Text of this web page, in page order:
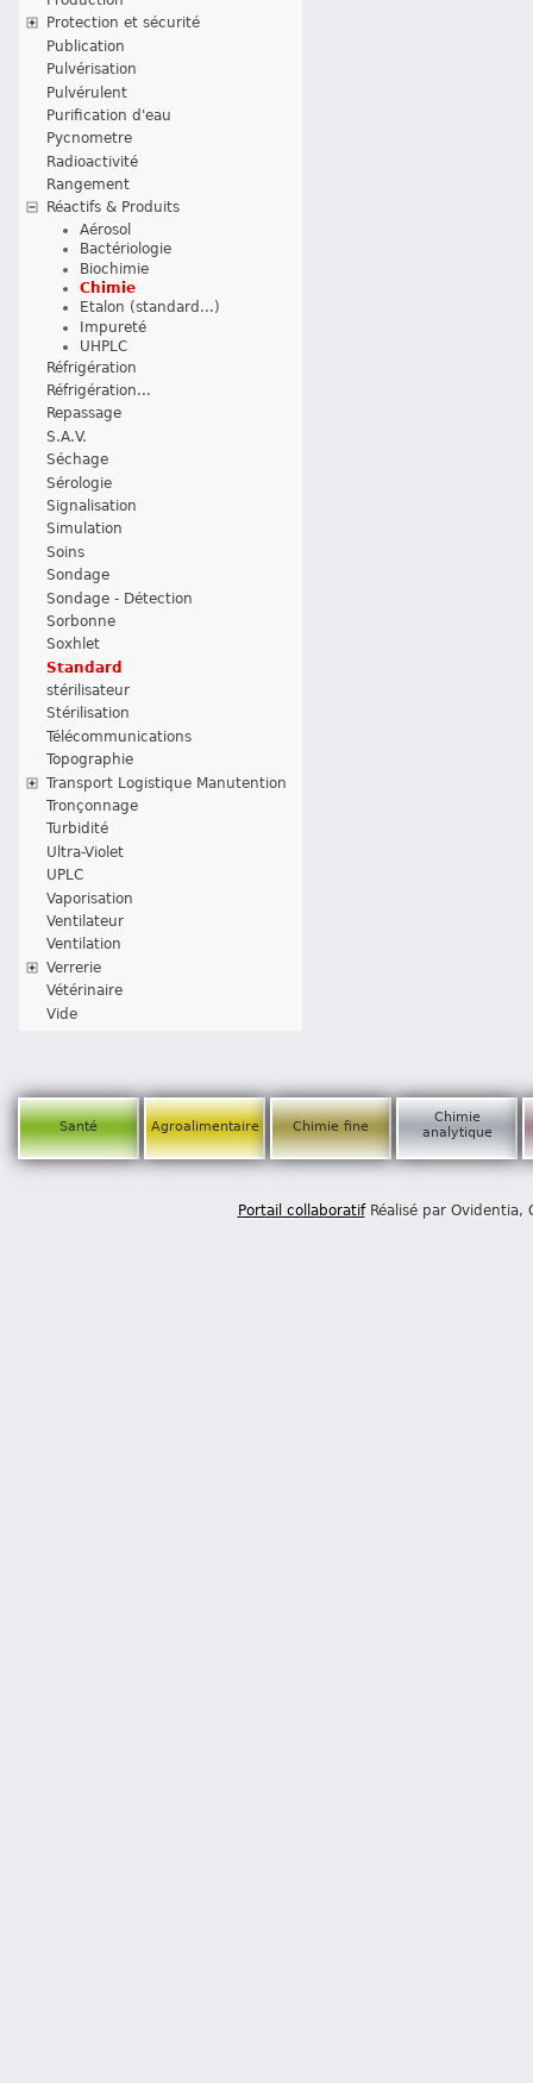
Protection et sécurité
Publication
Pulvérisation
Pulvérulent
Purification d'eau
Pycnometre
Radioactivité
Rangement
Réactifs & Produits
Aérosol
Bactériologie
Biochimie
Chimie
Etalon (standard...)
Impureté
UHPLC
Réfrigération
Réfrigération...
Repassage
S.A.V.
Séchage
Sérologie
Signalisation
Simulation
Soins
Sondage
Sondage - Détection
Sorbonne
Soxhlet
Standard
stérilisateur
Stérilisation
Télécommunications
Topographie
Transport Logistique Manutention
Tronçonnage
Turbidité
Ultra-Violet
UPLC
Vaporisation
Ventilateur
Ventilation
Verrerie
Vétérinaire
Vide
Santé Agroalimentaire Chimie fine
Chimie
analytique
Portail collaboratifRéalisé par Ovidentia,